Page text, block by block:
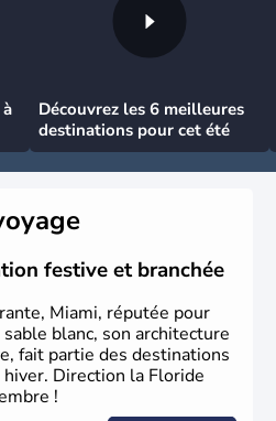
Découvrez les 6 meilleures
destinations pour cet été
festive et branchée
Miami, réputée pour
blanc, son architecture
fait partie des destinations
Direction la Floride
!